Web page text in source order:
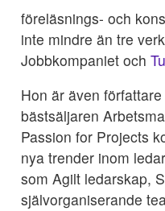
föreläsnings- och
inte mindre än tre
Jobbkompaniet och
Hon är även
bästsäljaren
Passion for Projects
nya trender inom
som Agilt ledarskap,
självorganiserande